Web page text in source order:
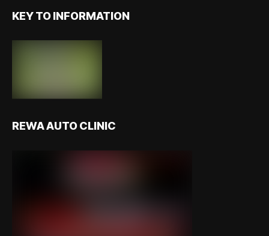
KEY TO INFORMATION
REWA AUTO CLINIC